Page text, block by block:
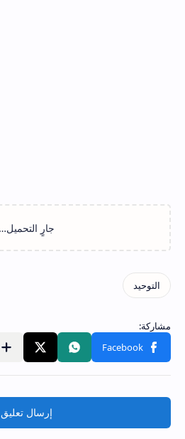
إرسال تعليق